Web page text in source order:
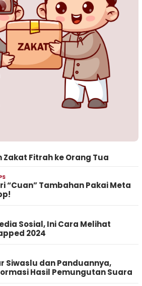
Fitrah ke Orang Tua
“Cuan” Tambahan Pakai Meta
Sosial, Ini Cara Melihat
2024
Siwaslu dan Panduannya,
Hasil Pemungutan Suara